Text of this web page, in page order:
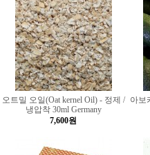
오트밀 오일(Oat kernel Oil) - 정제 /
냉압착 30ml Germany
7,600원
아보